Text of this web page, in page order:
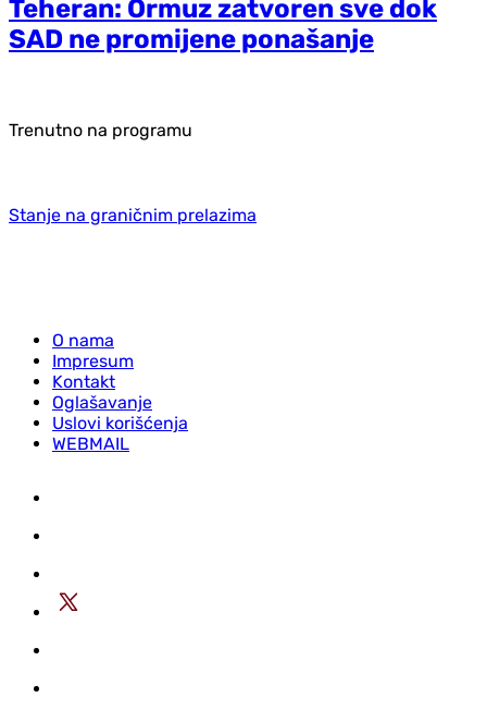
Teheran: Ormuz zatvoren sve dok
SAD ne promijene ponašanje
Trenutno na programu
Stanje na graničnim prelazima
O nama
Impresum
Kontakt
Oglašavanje
Uslovi korišćenja
WEBMAIL